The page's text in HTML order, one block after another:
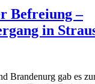
Befreiung –
in
Brandenurg gab es